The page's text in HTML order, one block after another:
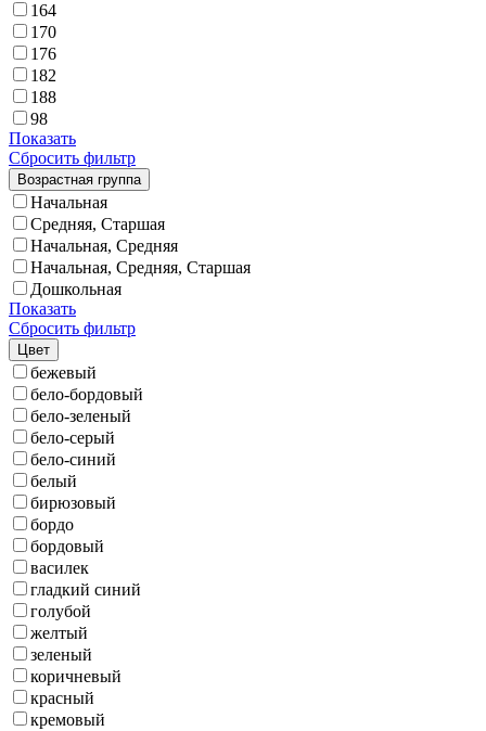
164
170
176
182
188
98
Показать
Сбросить фильтр
Возрастная группа
Начальная
Средняя, Старшая
Начальная, Средняя
Начальная, Средняя, Старшая
Дошкольная
Показать
Сбросить фильтр
Цвет
бежевый
бело-бордовый
бело-зеленый
бело-серый
бело-синий
белый
бирюзовый
бордо
бордовый
василек
гладкий синий
голубой
желтый
зеленый
коричневый
красный
кремовый